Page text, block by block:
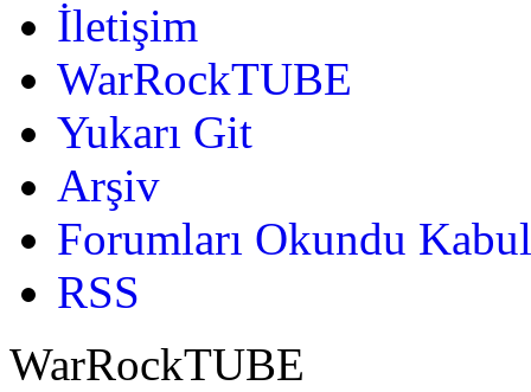
İletişim
WarRockTUBE
Yukarı Git
Arşiv
Forumları Okundu
RSS
WarRockTUBE